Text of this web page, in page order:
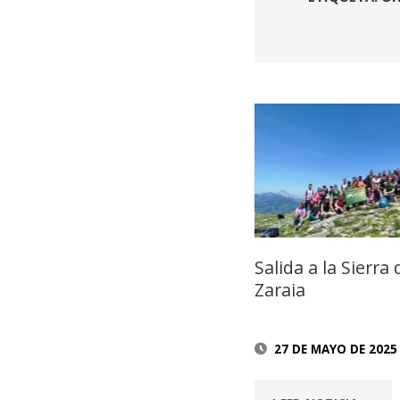
Salida a la Sierra
Zaraia
27 DE MAYO DE 2025